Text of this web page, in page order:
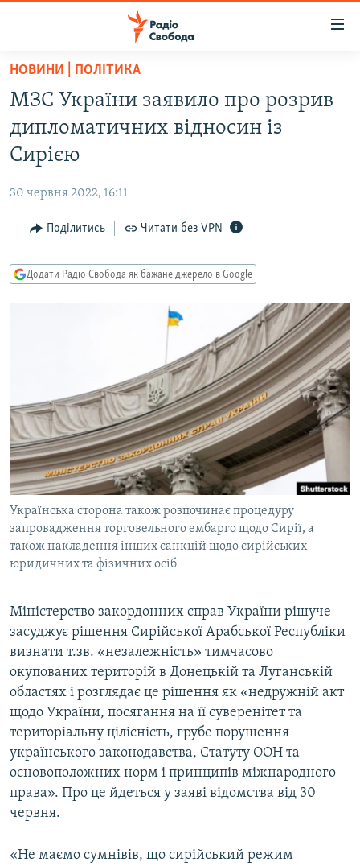
Перейти
основного
матеріалу
Перейти
до
основної
навігації
Перейти
до
пошуку
ВСЕ ЗА ДОБУ
СТАТТІ
ЕКОНОМІКА
СУСПІЛЬСТВО
РОСІЙСЬКА «ФІЛЬТРАЦІЯ»
ДОНБАС.РЕАЛІЇ
ТИ ЯК?
ФОТО
СПЕЦПРОЄКТИ
ПОДКАСТИ
КРИМ РЕАЛІЇ
РУС
ДОЛУЧАЙСЯ!
Усі сайти RFE/RL
НОВИНИ | ПОЛІТИКА
МЗС України заявило про розрив
дипломатичних відносин із
Сирією
30 червня 2022, 16:11
Поділитись Читати без VPN
Додати Радіо Свобода як бажане джерело в Google
Українська сторона також розпочинає процедуру
запровадження торговельного ембарго щодо Сирії, а
також накладення інших санкцій щодо сирійських
юридичних та фізичних осіб
Міністерство закордонних справ України рішуче
засуджує рішення Сирійської Арабської Республіки
визнати т.зв. «незалежність» тимчасово
окупованих територій в Донецькій та Луганській
областях і розглядає це рішення як «недружній акт
щодо України, посягання на її суверенітет та
територіальну цілісність, грубе порушення
українського законодавства, Статуту ООН та
основоположних норм і принципів міжнародного
права». Про це йдеться у заяві відомства від 30
червня.
«Не маємо сумнівів, що сирійський режим